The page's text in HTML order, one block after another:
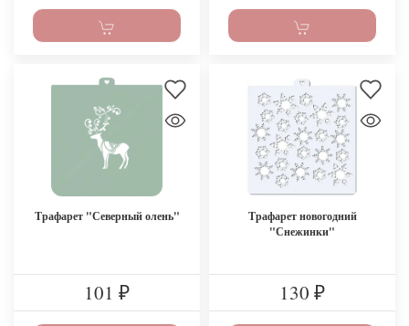
Трафарет "Северный олень"
101 ₽
Трафарет новогодний
"Снежинки"
130 ₽